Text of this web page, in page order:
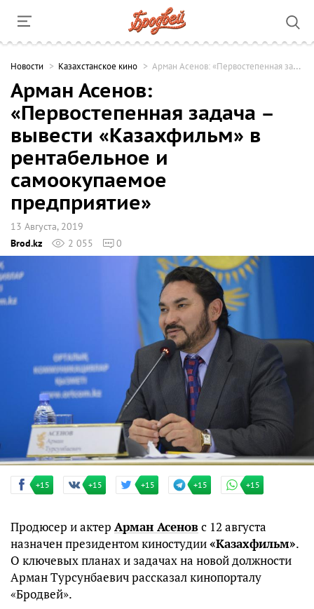
Новости Казахстанское кино Арман Асенов: «Первостепенная задача – вывести «Казахфильм» в рентабельное и самоокупаемое предприятие»
Арман Асенов:
«Первостепенная задача –
вывести «Казахфильм» в
рентабельное и
самоокупаемое
предприятие»
13 Августа, 2019
Brod.kz
2 055 0
+15 +15 +15 +15 +15
Продюсер и актер Арман Асеновс 12 августа
назначен президентом киностудии«Казахфильм».
О ключевых планах и задачах на новой должности
Арман Турсунбаевич рассказал кинопорталу
«Бродвей».